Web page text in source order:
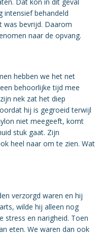
intensief behandeld
was bevrijd. Daarom
naar de opvang.
hebben we het net
behoorlijke tijd mee
nek zat het diep
hij is gegroeid terwijl
niet meegeeft, komt
stuk gaat. Zijn
heel naar om te zien. Wat
verzorgd waren en hij
wilde hij alleen nog
stress en narigheid. Toen
eten. We waren dan ook